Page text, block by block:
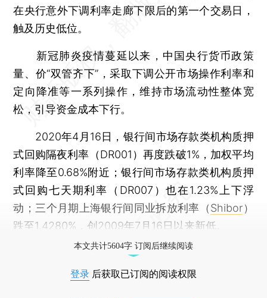
在央行意外下调利率走廊下限后的第一个交易日，
触及历史低位。
新冠肺炎疫情蔓延以来，中国央行货币政策
量、价“双管齐下”，采取下调公开市场操作利率和
定向降准等一系列操作，维持市场流动性整体宽
松，引导资金成本下行。
2020年4月16日，银行间市场存款类机构质押
式回购隔夜利率（DR001）再度跌破1%，加权平均
利率降至0.68%附近；银行间市场存款类机构质押
式回购七天期利率（DR007）也在1.23%上下浮
动；三个月期上海银行间同业拆放利率（Shibor）
跌至1.4280%，创2009年7月16日以来新低。
本文共计5604字 订阅后继续阅读
登录 后获取已订阅的阅读权限